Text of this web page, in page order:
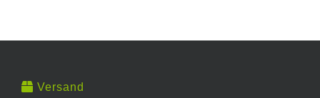
Versand